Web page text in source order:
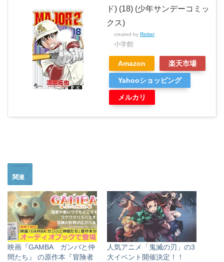
ド) (18) (少年サンデーコミッ
クス)
created by Rinker
小学館
Amazon 楽天市場
Yahooショッピング
メルカリ
関連
映画『GAMBA ガンバと仲
間たち』 の原作本『冒険者
人気アニメ「鬼滅の刃」の3
大イベント開催決定！！